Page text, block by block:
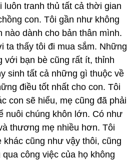
luôn tranh thủ tất cả thời gian
con. Tôi gần như không
nào dành cho bản thân mình.
ta thấy tôi đi mua sắm. Những
với bạn bè cũng rất ít, thỉnh
sinh tất cả những gì thuộc về
điều tốt nhất cho con. Tôi
con sẽ hiểu, mẹ cũng đã phải
nuôi chúng khôn lớn. Có như
thương mẹ nhiều hơn. Tôi
khác cũng như vậy thôi, cũng
công việc của họ không